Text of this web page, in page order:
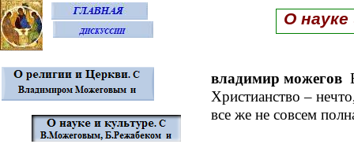
О
владимир можегов
Христианство –
все же не совсем